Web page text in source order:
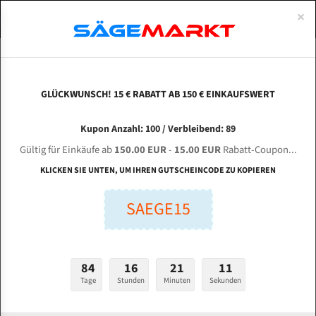
ESSKAY SK - 210 für 4100 mm Bi-Metall
Bandsägeblätter
Länge (mm):
Stärken + Zahnteilung:
mm
ABOUTS
ENGLISH
Bi-Metall Meterware
Fleischerei Bandsägeblätter
Bandmesser Glatt Meterware
Konvex Meterware
×
GLÜCKWUNSCH! 15 € RABATT AB 150 € EINKAUFSWERT
Kupon Anzahl: 100 / Verbleibend: 89
Gültig für Einkäufe ab150.00 EUR- 15.00 EURRabatt-Coupon...
KLICKEN SIE UNTEN, UM IHREN GUTSCHEINCODE ZU KOPIEREN
SAEGE15
84
Tage
16
Stunden
21
Minuten
10
Sekunden